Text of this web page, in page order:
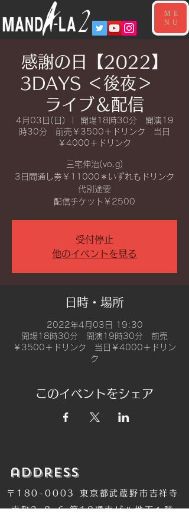
ME
NU
感謝の日【2022】
3DAYS ＜後夜＞
ライブ＆配信
4月03日(日)
開場18時30分 開演19
時30分 前売￥3500＋ドリンク 当日
￥4000＋ドリンク
三宅伸治(vo.g)
3日間通し券￥11000＊いずれもドリンク
代別途要
配信チケット￥2500
受付停止
他のイベントを見る
日時・場所
2022年4月03日 19:30
開場18時30分 開演19時30分 前売
￥3500＋ドリンク 当日￥4000＋ドリン
ク
このイベントをシェア
​address
〒180-0003 東京都武蔵野市吉祥寺
南町2-8-6 第18通南ビル地下１階